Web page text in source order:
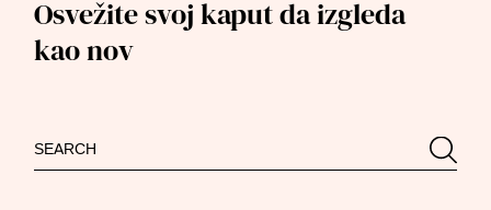
Osvežite svoj kaput da izgleda
kao nov
Search
for: